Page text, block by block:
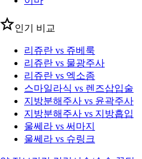
인기 비교
리쥬란 vs 쥬베룩
리쥬란 vs 물광주사
리쥬란 vs 엑소좀
스마일라식 vs 렌즈삽입술
지방분해주사 vs 윤곽주사
지방분해주사 vs 지방흡입
울쎄라 vs 써마지
울쎄라 vs 슈링크